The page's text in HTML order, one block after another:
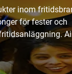
inom
för fester och